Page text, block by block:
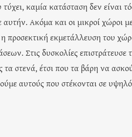
καμία κατάσταση δεν
αυτήν. Ακόμα και οι μικροί χώροι
η προσεκτική εκμετάλλευση του
Στις δυσκολίες
τα στενά, έτσι που τα βάρη να
αυτούς που στέκονται σε